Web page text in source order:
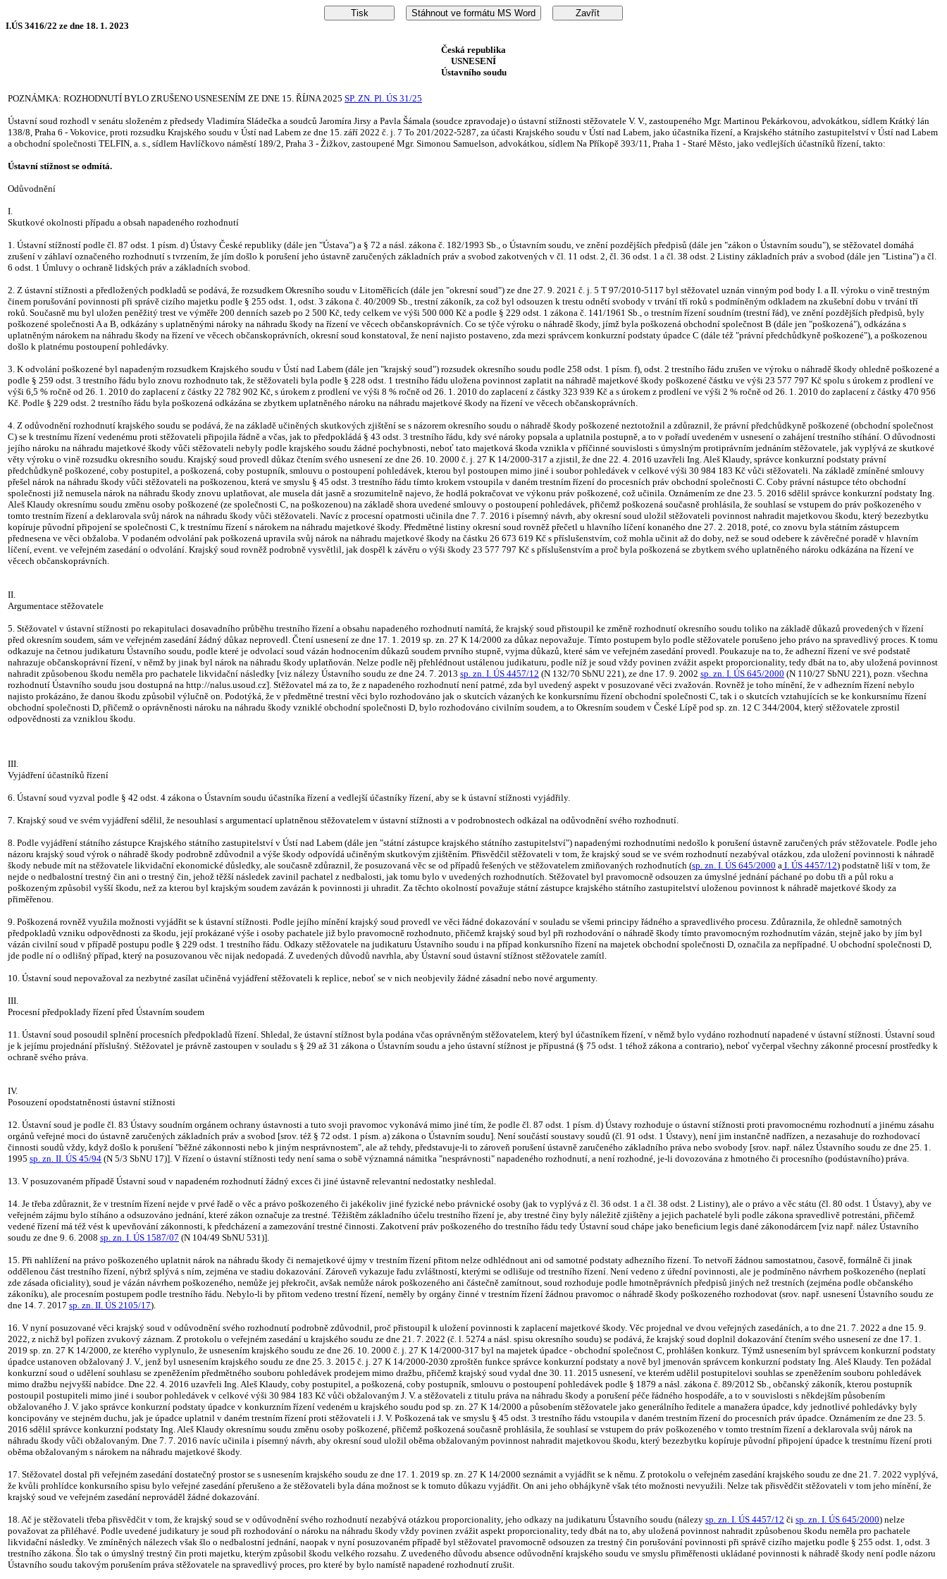
I.ÚS 3416/22 ze dne 18. 1. 2023
Česká republika
USNESENÍ
Ústavního soudu
POZNÁMKA: ROZHODNUTÍ BYLO ZRUŠENO USNESENÍM ZE DNE 15. ŘÍJNA 2025 SP. ZN. Pl. ÚS 31/25
Ústavní soud rozhodl v senátu složeném z předsedy Vladimíra Sládečka a soudců Jaromíra Jirsy a Pavla Šámala (soudce zpravodaje) o ústavní stížnosti stěžovatele V. V., zastoupeného Mgr. Martinou Pekárkovou, advokátkou, sídlem Krátký lán
138/8, Praha 6 - Vokovice, proti rozsudku Krajského soudu v Ústí nad Labem ze dne 15. září 2022 č. j. 7 To 201/2022-5287, za účasti Krajského soudu v Ústí nad Labem, jako účastníka řízení, a Krajského státního zastupitelství v Ústí nad Labem
a obchodní společnosti TELFIN, a. s., sídlem Havlíčkovo náměstí 189/2, Praha 3 - Žižkov, zastoupené Mgr. Simonou Samuelson, advokátkou, sídlem Na Příkopě 393/11, Praha 1 - Staré Město, jako vedlejších účastníků řízení, takto:
Ústavní stížnost se odmítá.
Odůvodnění
I.
Skutkové okolnosti případu a obsah napadeného rozhodnutí
1. Ústavní stížností podle čl. 87 odst. 1 písm. d) Ústavy České republiky (dále jen "Ústava") a § 72 a násl. zákona č. 182/1993 Sb., o Ústavním soudu, ve znění pozdějších předpisů (dále jen "zákon o Ústavním soudu"), se stěžovatel domáhá
zrušení v záhlaví označeného rozhodnutí s tvrzením, že jím došlo k porušení jeho ústavně zaručených základních práv a svobod zakotvených v čl. 11 odst. 2, čl. 36 odst. 1 a čl. 38 odst. 2 Listiny základních práv a svobod (dále jen "Listina") a čl.
6 odst. 1 Úmluvy o ochraně lidských práv a základních svobod.
2. Z ústavní stížnosti a předložených podkladů se podává, že rozsudkem Okresního soudu v Litoměřicích (dále jen "okresní soud") ze dne 27. 9. 2021 č. j. 5 T 97/2010-5117 byl stěžovatel uznán vinným pod body I. a II. výroku o vině trestným
činem porušování povinnosti při správě cizího majetku podle § 255 odst. 1, odst. 3 zákona č. 40/2009 Sb., trestní zákoník, za což byl odsouzen k trestu odnětí svobody v trvání tří roků s podmíněným odkladem na zkušební dobu v trvání tří
roků. Současně mu byl uložen peněžitý trest ve výměře 200 denních sazeb po 2 500 Kč, tedy celkem ve výši 500 000 Kč a podle § 229 odst. 1 zákona č. 141/1961 Sb., o trestním řízení soudním (trestní řád), ve znění pozdějších předpisů, byly
poškozené společnosti A a B, odkázány s uplatněnými nároky na náhradu škody na řízení ve věcech občanskoprávních. Co se týče výroku o náhradě škody, jímž byla poškozená obchodní společnost B (dále jen "poškozená"), odkázána s
uplatněným nárokem na náhradu škody na řízení ve věcech občanskoprávních, okresní soud konstatoval, že není najisto postaveno, zda mezi správcem konkurzní podstaty úpadce C (dále též "právní předchůdkyně poškozené"), a poškozenou
došlo k platnému postoupení pohledávky.
3. K odvolání poškozené byl napadeným rozsudkem Krajského soudu v Ústí nad Labem (dále jen "krajský soud") rozsudek okresního soudu podle 258 odst. 1 písm. f), odst. 2 trestního řádu zrušen ve výroku o náhradě škody ohledně poškozené a
podle § 259 odst. 3 trestního řádu bylo znovu rozhodnuto tak, že stěžovateli byla podle § 228 odst. 1 trestního řádu uložena povinnost zaplatit na náhradě majetkové škody poškozené částku ve výši 23 577 797 Kč spolu s úrokem z prodlení ve
výši 6,5 % ročně od 26. 1. 2010 do zaplacení z částky 22 782 902 Kč, s úrokem z prodlení ve výši 8 % ročně od 26. 1. 2010 do zaplacení z částky 323 939 Kč a s úrokem z prodlení ve výši 2 % ročně od 26. 1. 2010 do zaplacení z částky 470 956
Kč. Podle § 229 odst. 2 trestního řádu byla poškozená odkázána se zbytkem uplatněného nároku na náhradu majetkové škody na řízení ve věcech občanskoprávních.
4. Z odůvodnění rozhodnutí krajského soudu se podává, že na základě učiněných skutkových zjištění se s názorem okresního soudu o náhradě škody poškozené neztotožnil a zdůraznil, že právní předchůdkyně poškozené (obchodní společnost
C) se k trestnímu řízení vedenému proti stěžovateli připojila řádně a včas, jak to předpokládá § 43 odst. 3 trestního řádu, kdy své nároky popsala a uplatnila postupně, a to v pořadí uvedeném v usnesení o zahájení trestního stíhání. O důvodnosti
jejího nároku na náhradu majetkové škody vůči stěžovateli nebyly podle krajského soudu žádné pochybnosti, neboť tato majetková škoda vznikla v příčinné souvislosti s úmyslným protiprávním jednáním stěžovatele, jak vyplývá ze skutkové
věty výroku o vině rozsudku okresního soudu. Krajský soud provedl důkaz čtením svého usnesení ze dne 26. 10. 2000 č. j. 27 K 14/2000-317 a zjistil, že dne 22. 4. 2016 uzavřeli Ing. Aleš Klaudy, správce konkurzní podstaty právní
předchůdkyně poškozené, coby postupitel, a poškozená, coby postupník, smlouvu o postoupení pohledávek, kterou byl postoupen mimo jiné i soubor pohledávek v celkové výši 30 984 183 Kč vůči stěžovateli. Na základě zmíněné smlouvy
přešel nárok na náhradu škody vůči stěžovateli na poškozenou, která ve smyslu § 45 odst. 3 trestního řádu tímto krokem vstoupila v daném trestním řízení do procesních práv obchodní společnosti C. Coby právní nástupce této obchodní
společnosti již nemusela nárok na náhradu škody znovu uplatňovat, ale musela dát jasně a srozumitelně najevo, že hodlá pokračovat ve výkonu práv poškozené, což učinila. Oznámením ze dne 23. 5. 2016 sdělil správce konkurzní podstaty Ing.
Aleš Klaudy okresnímu soudu změnu osoby poškozené (ze společnosti C, na poškozenou) na základě shora uvedené smlouvy o postoupení pohledávek, přičemž poškozená současně prohlásila, že souhlasí se vstupem do práv poškozeného v
tomto trestním řízení a deklarovala svůj nárok na náhradu škody vůči stěžovateli. Navíc z procesní opatrnosti učinila dne 7. 7. 2016 i písemný návrh, aby okresní soud uložil stěžovateli povinnost nahradit majetkovou škodu, který bezezbytku
kopíruje původní připojení se společnosti C, k trestnímu řízení s nárokem na náhradu majetkové škody. Předmětné listiny okresní soud rovněž přečetl u hlavního líčení konaného dne 27. 2. 2018, poté, co znovu byla státním zástupcem
přednesena ve věci obžaloba. V podaném odvolání pak poškozená upravila svůj nárok na náhradu majetkové škody na částku 26 673 619 Kč s příslušenstvím, což mohla učinit až do doby, než se soud odebere k závěrečné poradě v hlavním
líčení, event. ve veřejném zasedání o odvolání. Krajský soud rovněž podrobně vysvětlil, jak dospěl k závěru o výši škody 23 577 797 Kč s příslušenstvím a proč byla poškozená se zbytkem svého uplatněného nároku odkázána na řízení ve
věcech občanskoprávních.
II.
Argumentace stěžovatele
5. Stěžovatel v ústavní stížnosti po rekapitulaci dosavadního průběhu trestního řízení a obsahu napadeného rozhodnutí namítá, že krajský soud přistoupil ke změně rozhodnutí okresního soudu toliko na základě důkazů provedených v řízení
před okresním soudem, sám ve veřejném zasedání žádný důkaz neprovedl. Čtení usnesení ze dne 17. 1. 2019 sp. zn. 27 K 14/2000 za důkaz nepovažuje. Tímto postupem bylo podle stěžovatele porušeno jeho právo na spravedlivý proces. K tomu
odkazuje na četnou judikaturu Ústavního soudu, podle které je odvolací soud vázán hodnocením důkazů soudem prvního stupně, vyjma důkazů, které sám ve veřejném zasedání provedl. Poukazuje na to, že adhezní řízení ve své podstatě
nahrazuje občanskoprávní řízení, v němž by jinak byl nárok na náhradu škody uplatňován. Nelze podle něj přehlédnout ustálenou judikaturu, podle níž je soud vždy povinen zvážit aspekt proporcionality, tedy dbát na to, aby uložená povinnost
nahradit způsobenou škodu neměla pro pachatele likvidační následky [viz nálezy Ústavního soudu ze dne 24. 7. 2013 sp. zn. I. ÚS 4457/12 (N 132/70 SbNU 221), ze dne 17. 9. 2002 sp. zn. I. ÚS 645/2000 (N 110/27 SbNU 221), pozn. všechna
rozhodnutí Ústavního soudu jsou dostupná na http://nalus.usoud.cz]. Stěžovatel má za to, že z napadeného rozhodnutí není patrné, zda byl uvedený aspekt v posuzované věci zvažován. Rovněž je toho mínění, že v adhezním řízení nebylo
najisto prokázáno, že danou škodu způsobil výlučně on. Podotýká, že v předmětné trestní věci bylo rozhodováno jak o skutcích vázaných ke konkursnímu řízení obchodní společnosti C, tak i o skutcích vztahujících se ke konkursnímu řízení
obchodní společnosti D, přičemž o oprávněnosti nároku na náhradu škody vzniklé obchodní společnosti D, bylo rozhodováno civilním soudem, a to Okresním soudem v České Lípě pod sp. zn. 12 C 344/2004, který stěžovatele zprostil
odpovědnosti za vzniklou škodu.
III.
Vyjádření účastníků řízení
6. Ústavní soud vyzval podle § 42 odst. 4 zákona o Ústavním soudu účastníka řízení a vedlejší účastníky řízení, aby se k ústavní stížnosti vyjádřily.
7. Krajský soud ve svém vyjádření sdělil, že nesouhlasí s argumentací uplatněnou stěžovatelem v ústavní stížnosti a v podrobnostech odkázal na odůvodnění svého rozhodnutí.
8. Podle vyjádření státního zástupce Krajského státního zastupitelství v Ústí nad Labem (dále jen "státní zástupce krajského státního zastupitelství") napadenými rozhodnutími nedošlo k porušení ústavně zaručených práv stěžovatele. Podle jeho
názoru krajský soud výrok o náhradě škody podrobně zdůvodnil a výše škody odpovídá učiněným skutkovým zjištěním. Přisvědčil stěžovateli v tom, že krajský soud se ve svém rozhodnutí nezabýval otázkou, zda uložení povinnosti k náhradě
škody nebude mít na stěžovatele likvidační ekonomické důsledky, ale současně zdůraznil, že posuzovaná věc se od případů řešených ve stěžovatelem zmiňovaných rozhodnutích (sp. zn. I. ÚS 645/2000 a I. ÚS 4457/12) podstatně liší v tom, že
nejde o nedbalostní trestný čin ani o trestný čin, jehož těžší následek zavinil pachatel z nedbalosti, jak tomu bylo v uvedených rozhodnutích. Stěžovatel byl pravomocně odsouzen za úmyslné jednání páchané po dobu tři a půl roku a
poškozeným způsobil vyšší škodu, než za kterou byl krajským soudem zavázán k povinnosti ji uhradit. Za těchto okolností považuje státní zástupce krajského státního zastupitelství uloženou povinnost k náhradě majetkové škody za
přiměřenou.
9. Poškozená rovněž využila možnosti vyjádřit se k ústavní stížnosti. Podle jejího mínění krajský soud provedl ve věci řádné dokazování v souladu se všemi principy řádného a spravedlivého procesu. Zdůraznila, že ohledně samotných
předpokladů vzniku odpovědnosti za škodu, její prokázané výše i osoby pachatele již bylo pravomocně rozhodnuto, přičemž krajský soud byl při rozhodování o náhradě škody tímto pravomocným rozhodnutím vázán, stejně jako by jím byl
vázán civilní soud v případě postupu podle § 229 odst. 1 trestního řádu. Odkazy stěžovatele na judikaturu Ústavního soudu i na případ konkursního řízení na majetek obchodní společnosti D, označila za nepřípadné. U obchodní společnosti D,
jde podle ní o odlišný případ, který na posuzovanou věc nijak nedopadá. Z uvedených důvodů navrhla, aby Ústavní soud ústavní stížnost stěžovatele zamítl.
10. Ústavní soud nepovažoval za nezbytné zasílat učiněná vyjádření stěžovateli k replice, neboť se v nich neobjevily žádné zásadní nebo nové argumenty.
III.
Procesní předpoklady řízení před Ústavním soudem
11. Ústavní soud posoudil splnění procesních předpokladů řízení. Shledal, že ústavní stížnost byla podána včas oprávněným stěžovatelem, který byl účastníkem řízení, v němž bylo vydáno rozhodnutí napadené v ústavní stížnosti. Ústavní soud
je k jejímu projednání příslušný. Stěžovatel je právně zastoupen v souladu s § 29 až 31 zákona o Ústavním soudu a jeho ústavní stížnost je přípustná (§ 75 odst. 1 téhož zákona a contrario), neboť vyčerpal všechny zákonné procesní prostředky k
ochraně svého práva.
IV.
Posouzení opodstatněnosti ústavní stížnosti
12. Ústavní soud je podle čl. 83 Ústavy soudním orgánem ochrany ústavnosti a tuto svoji pravomoc vykonává mimo jiné tím, že podle čl. 87 odst. 1 písm. d) Ústavy rozhoduje o ústavní stížnosti proti pravomocnému rozhodnutí a jinému zásahu
orgánů veřejné moci do ústavně zaručených základních práv a svobod [srov. též § 72 odst. 1 písm. a) zákona o Ústavním soudu]. Není součástí soustavy soudů (čl. 91 odst. 1 Ústavy), není jim instančně nadřízen, a nezasahuje do rozhodovací
činnosti soudů vždy, když došlo k porušení "běžné zákonnosti nebo k jiným nesprávnostem", ale až tehdy, představuje-li to zároveň porušení ústavně zaručeného základního práva nebo svobody [srov. např. nález Ústavního soudu ze dne 25. 1.
1995 sp. zn. II. ÚS 45/94 (N 5/3 SbNU 17)]. V řízení o ústavní stížnosti tedy není sama o sobě významná námitka "nesprávnosti" napadeného rozhodnutí, a není rozhodné, je-li dovozována z hmotného či procesního (podústavního) práva.
13. V posuzovaném případě Ústavní soud v napadeném rozhodnutí žádný exces či jiné ústavně relevantní nedostatky neshledal.
14. Je třeba zdůraznit, že v trestním řízení nejde v prvé řadě o věc a právo poškozeného či jakékoliv jiné fyzické nebo právnické osoby (jak to vyplývá z čl. 36 odst. 1 a čl. 38 odst. 2 Listiny), ale o právo a věc státu (čl. 80 odst. 1 Ústavy), aby ve
veřejném zájmu bylo stíháno a odsuzováno jednání, které zákon označuje za trestné. Těžištěm základního účelu trestního řízení je, aby trestné činy byly náležitě zjištěny a jejich pachatelé byli podle zákona spravedlivě potrestáni, přičemž
vedené řízení má též vést k upevňování zákonnosti, k předcházení a zamezování trestné činnosti. Zakotvení práv poškozeného do trestního řádu tedy Ústavní soud chápe jako beneficium legis dané zákonodárcem [viz např. nález Ústavního
soudu ze dne 9. 6. 2008 sp. zn. I. ÚS 1587/07 (N 104/49 SbNU 531)].
15. Při nahlížení na právo poškozeného uplatnit nárok na náhradu škody či nemajetkové újmy v trestním řízení přitom nelze odhlédnout ani od samotné podstaty adhezního řízení. To netvoří žádnou samostatnou, časově, formálně či jinak
oddělenou část trestního řízení, nýbrž splývá s ním, zejména ve stadiu dokazování. Zároveň vykazuje řadu zvláštností, kterými se odlišuje od trestního řízení. Není vedeno z úřední povinnosti, ale je podmíněno návrhem poškozeného (neplatí
zde zásada oficiality), soud je vázán návrhem poškozeného, nemůže jej překročit, avšak nemůže nárok poškozeného ani částečně zamítnout, soud rozhoduje podle hmotněprávních předpisů jiných než trestních (zejména podle občanského
zákoníku), ale procesním postupem podle trestního řádu. Nebylo-li by přitom vedeno trestní řízení, neměly by orgány činné v trestním řízení žádnou pravomoc o náhradě škody poškozeného rozhodovat (srov. např. usnesení Ústavního soudu ze
dne 14. 7. 2017 sp. zn. II. ÚS 2105/17).
16. V nyní posuzované věci krajský soud v odůvodnění svého rozhodnutí podrobně zdůvodnil, proč přistoupil k uložení povinnosti k zaplacení majetkové škody. Věc projednal ve dvou veřejných zasedáních, a to dne 21. 7. 2022 a dne 15. 9.
2022, z nichž byl pořízen zvukový záznam. Z protokolu o veřejném zasedání u krajského soudu ze dne 21. 7. 2022 (č. l. 5274 a násl. spisu okresního soudu) se podává, že krajský soud doplnil dokazování čtením svého usnesení ze dne 17. 1.
2019 sp. zn. 27 K 14/2000, ze kterého vyplynulo, že usnesením krajského soudu ze dne 26. 10. 2000 č. j. 27 K 14/2000-317 byl na majetek úpadce - obchodní společnost C, prohlášen konkurz. Týmž usnesením byl správcem konkurzní podstaty
úpadce ustanoven obžalovaný J. V., jenž byl usnesením krajského soudu ze dne 25. 3. 2015 č. j. 27 K 14/2000-2030 zproštěn funkce správce konkurzní podstaty a nově byl jmenován správcem konkurzní podstaty Ing. Aleš Klaudy. Ten požádal
konkurzní soud o udělení souhlasu se zpeněžením předmětného souboru pohledávek prodejem mimo dražbu, přičemž krajský soud vydal dne 30. 11. 2015 usnesení, ve kterém udělil postupitelovi souhlas se zpeněžením souboru pohledávek
mimo dražbu nejvyšší nabídce. Dne 22. 4. 2016 uzavřeli Ing. Aleš Klaudy, coby postupitel, a poškozená, coby postupník, smlouvu o postoupení pohledávek podle § 1879 a násl. zákona č. 89/2012 Sb., občanský zákoník, kterou postupník
postoupil postupiteli mimo jiné i soubor pohledávek v celkové výši 30 984 183 Kč vůči obžalovaným J. V. a stěžovateli z titulu práva na náhradu škody a porušení péče řádného hospodáře, a to v souvislosti s někdejším působením
obžalovaného J. V. jako správce konkurzní podstaty úpadce v konkurzním řízení vedeném u krajského soudu pod sp. zn. 27 K 14/2000 a působením stěžovatele jako generálního ředitele a manažera úpadce, kdy jednotlivé pohledávky byly
koncipovány ve stejném duchu, jak je úpadce uplatnil v daném trestním řízení proti stěžovateli i J. V. Poškozená tak ve smyslu § 45 odst. 3 trestního řádu vstoupila v daném trestním řízení do procesních práv úpadce. Oznámením ze dne 23. 5.
2016 sdělil správce konkurzní podstaty Ing. Aleš Klaudy okresnímu soudu změnu osoby poškozené, přičemž poškozená současně prohlásila, že souhlasí se vstupem do práv poškozeného v tomto trestním řízení a deklarovala svůj nárok na
náhradu škody vůči obžalovaným. Dne 7. 7. 2016 navíc učinila i písemný návrh, aby okresní soud uložil oběma obžalovaným povinnost nahradit majetkovou škodu, který bezezbytku kopíruje původní připojení úpadce k trestnímu řízení proti
oběma obžalovaným s nárokem na náhradu majetkové škody.
17. Stěžovatel dostal při veřejném zasedání dostatečný prostor se s usnesením krajského soudu ze dne 17. 1. 2019 sp. zn. 27 K 14/2000 seznámit a vyjádřit se k němu. Z protokolu o veřejném zasedání krajského soudu ze dne 21. 7. 2022 vyplývá,
že kvůli prohlídce konkursního spisu bylo veřejné zasedání přerušeno a že stěžovateli byla dána možnost se k tomuto důkazu vyjádřit. On ani jeho obhájkyně však této možnosti nevyužili. Nelze tak přisvědčit stěžovateli v tom jeho mínění, že
krajský soud ve veřejném zasedání neprováděl žádné dokazování.
18. Ač je stěžovateli třeba přisvědčit v tom, že krajský soud se v odůvodnění svého rozhodnutí nezabývá otázkou proporcionality, jeho odkazy na judikaturu Ústavního soudu (nálezy sp. zn. I. ÚS 4457/12 či sp. zn. I. ÚS 645/2000) nelze
považovat za přiléhavé. Podle uvedené judikatury je soud při rozhodování o nároku na náhradu škody vždy povinen zvážit aspekt proporcionality, tedy dbát na to, aby uložená povinnost nahradit způsobenou škodu neměla pro pachatele
likvidační následky. Ve zmíněných nálezech však šlo o nedbalostní jednání, naopak v nyní posuzovaném případě byl stěžovatel pravomocně odsouzen za trestný čin porušování povinnosti při správě cizího majetku podle § 255 odst. 1, odst. 3
trestního zákona. Šlo tak o úmyslný trestný čin proti majetku, kterým způsobil škodu velkého rozsahu. Z uvedeného důvodu absence odůvodnění krajského soudu ve smyslu přiměřenosti ukládané povinnosti k náhradě škody není podle názoru
Ústavního soudu takovým porušením práva stěžovatele na spravedlivý proces, pro které by bylo namístě napadené rozhodnutí zrušit.